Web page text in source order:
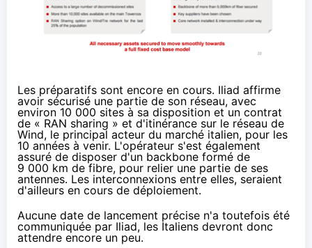
Les préparatifs sont encore en cours. Iliad affirme
avoir sécurisé une partie de son réseau, avec
environ 10 000 sites à sa disposition et un contrat
de « RAN sharing » et d'itinérance sur le réseau de
Wind, le principal acteur du marché italien, pour les
10 années à venir. L'opérateur s'est également
assuré de disposer d'un backbone formé de
9 000 km de fibre, pour relier une partie de ses
antennes. Les interconnexions entre elles, seraient
d'ailleurs en cours de déploiement.
Aucune date de lancement précise n'a toutefois été
communiquée par Iliad, les Italiens devront donc
attendre encore un peu.